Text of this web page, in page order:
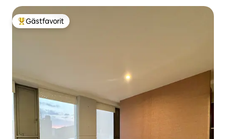
Populär gästfavorit
Gästfavorit